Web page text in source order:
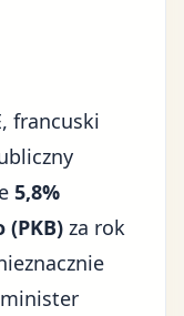
francuski
5,8%
za rok